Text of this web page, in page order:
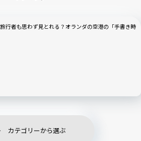
行者も思わず見とれる？オランダの空港の「手書き時
カテゴリーから選ぶ